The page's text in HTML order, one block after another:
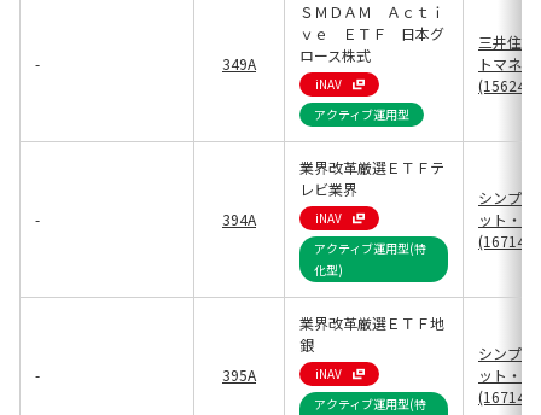
- 349A
ＳＭＤＡＭ Ａｃｔｉ
ｖｅ ＥＴＦ 日本グ
ロース株式
iNAV
アクティブ運用型
三井住
トマネ
(15624)
- 394A
業界改革厳選ＥＴＦテ
レビ業界
iNAV
アクティブ運用型(特
化型)
シンプ
ット・
(16714)
- 395A
業界改革厳選ＥＴＦ地
銀
iNAV
アクティブ運用型(特
シンプ
ット・
(16714)